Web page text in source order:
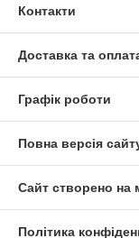
Контакти
Доставка та
Графік роботи
Повна версія
Сайт створено на
Політика